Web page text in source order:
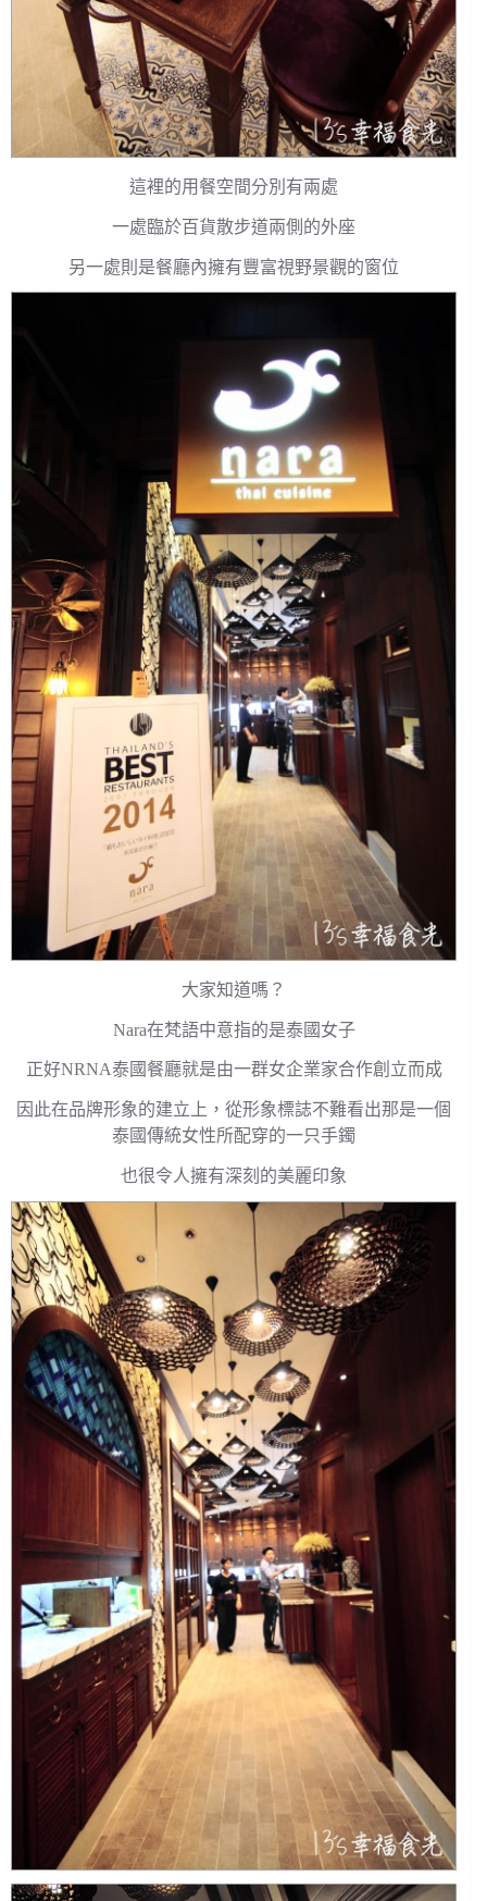
這裡的用餐空間分別有兩處
一處臨於百貨散步道兩側的外座
另一處則是餐廳內擁有豐富視野景觀的窗位
大家知道嗎？
Nara在梵語中意指的是泰國女子
正好NRNA泰國餐廳就是由一群女企業家合作創立而成
因此在品牌形象的建立上，從形象標誌不難看出那是一個
泰國傳統女性所配穿的一只手鐲
也很令人擁有深刻的美麗印象